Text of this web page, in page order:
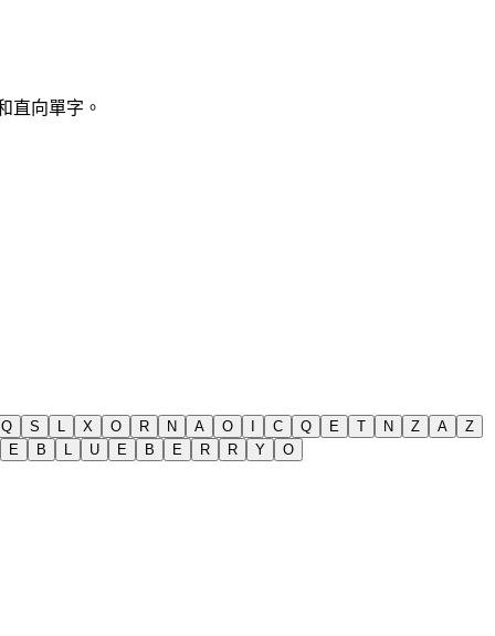
直向單字。
Q S L X O R N A O I C Q E T N Z A
Z
E B L U E B E R R Y O